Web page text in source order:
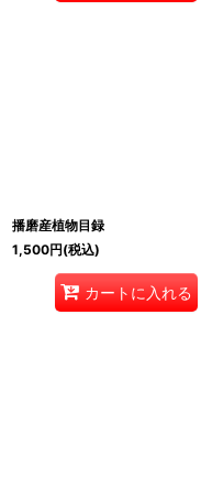
播磨産植物目録
1,500円(税込)
カートに入れる